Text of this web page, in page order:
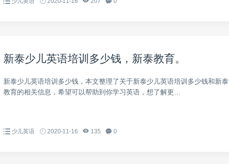
新泰少儿英语培训多少钱，新泰教育。
新泰少儿英语培训多少钱，本文整理了关于新泰少儿英语培训多少钱和新泰
教育的相关信息，希望可以帮助到你学习英语，想了解更…
少儿英语 2020-11-16 135 0